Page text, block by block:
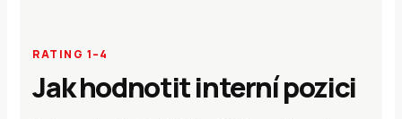
RATING 1–4
Jak hodnotit interní pozici